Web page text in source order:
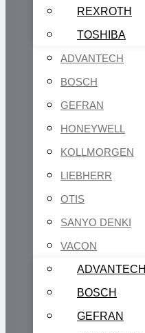
REXROTH
TOSHIBA
ADVANTECH
BOSCH
GEFRAN
HONEYWELL
KOLLMORGEN
LIEBHERR
OTIS
SANYO DENKI
VACON
ADVANTECH
BOSCH
GEFRAN